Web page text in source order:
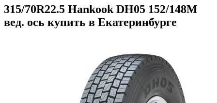
315/70R22.5 Hankook DH05 152/148М
вед. ось купить в Екатеринбурге